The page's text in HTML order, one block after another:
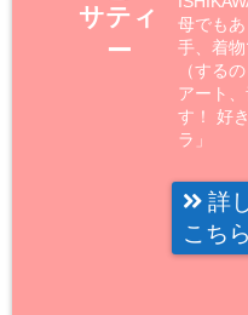
サティ
ー
母でも
手、着
（する
アート
す！ 好
ラ」
詳
こちら